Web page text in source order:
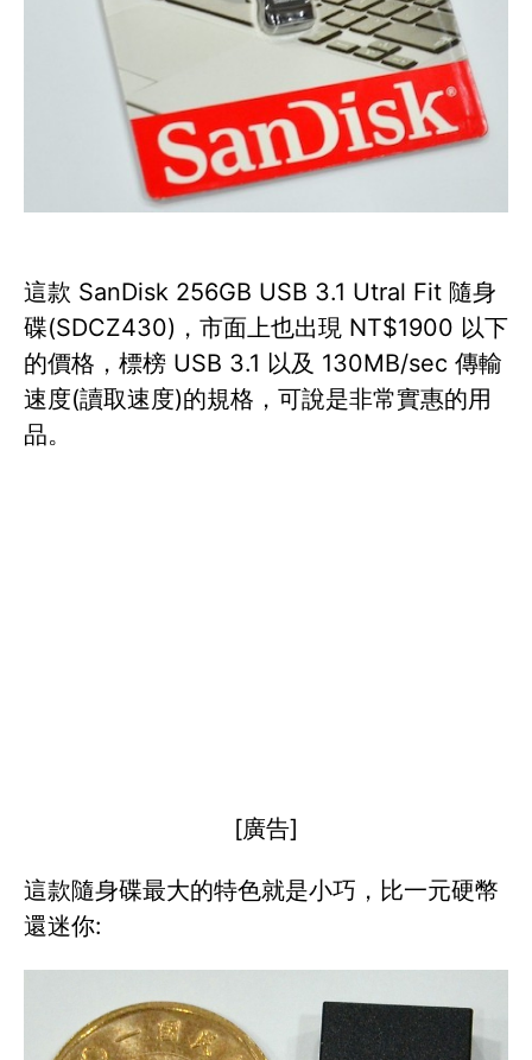
這款 SanDisk 256GB USB 3.1 Utral Fit 隨身
碟(SDCZ430)，市面上也出現 NT$1900 以下
的價格，標榜 USB 3.1 以及 130MB/sec 傳輸
速度(讀取速度)的規格，可說是非常實惠的用
品。
[廣告]
這款隨身碟最大的特色就是小巧，比一元硬幣
還迷你: